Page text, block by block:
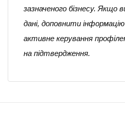
зазначеного бізнесу. Якщо
дані, доповнити
активне керування
на підтвердження.